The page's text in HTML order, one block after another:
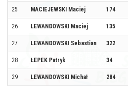
25 MACIEJEWSKI Maciej 174
26 LEWANDOWSKI Maciej 135
27 LEWANDOWSKI Sebastian 322
28 ŁEPEK Patryk 34
29 LEWANDOWSKI Michał 284